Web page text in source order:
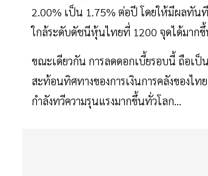
2.00% เป็น 1.75% ต่อปี โดยให้มีผลทั
ใกล้ระดับดัชนีหุ้นไทยที่ 1200 จุดได้มาก
ขณะเดียวกัน การลดดอกเบี้ยรอบนี้ ถือเป็
สะท้อนทิศทางของการเงินการคลังของไ
กำลังทวีความรุนแรงมากขึ้นทั่วโลก...